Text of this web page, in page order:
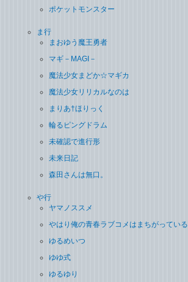
ポケットモンスター
ま行
まおゆう魔王勇者
マギ－MAGI－
魔法少女まどか☆マギカ
魔法少女リリカルなのは
まりあ†ほりっく
輪るピングドラム
未確認で進行形
未来日記
森田さんは無口。
や行
ヤマノススメ
やはり俺の青春ラブコメはまちがっている
ゆるめいつ
ゆゆ式
ゆるゆり